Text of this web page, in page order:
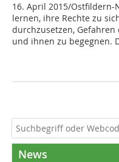
16. April 2015/
lernen, ihre Rechte zu
durchzusetzen,
und ihnen zu begegnen.
News